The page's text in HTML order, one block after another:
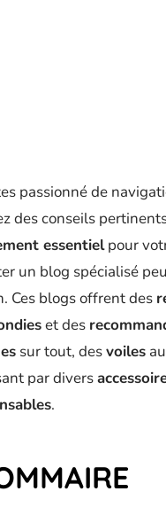
passionné de
des conseils
essentielpour
un blog spécialisé
Ces blogs offrent des
et des
sur tout, desvoiles
par divers
.